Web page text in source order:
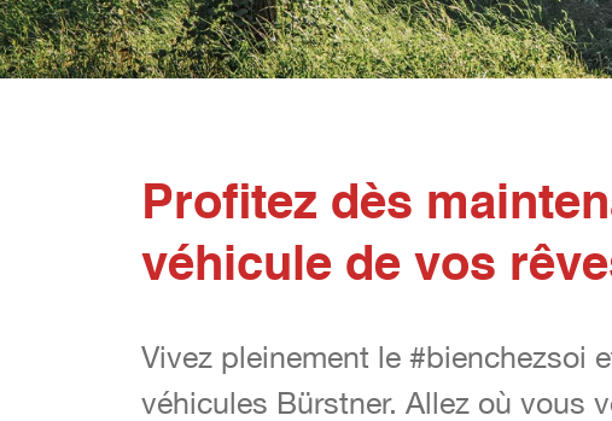
Profitez dès
véhicule de vos
Vivez pleinement le #bienchezsoi
véhicules Bürstner. Allez où vous
Vivez pleinement le #bienchezsoi
véhicules Bürstner. Allez où vous